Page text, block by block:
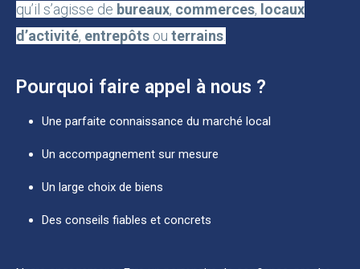
qu’il s’agisse de bureaux, commerces, locaux
d’activité, entrepôts ou terrains
Pourquoi faire appel à nous ?
Une parfaite connaissance du marché local
Un accompagnement sur mesure
Un large choix de biens
Des conseils fiables et concrets